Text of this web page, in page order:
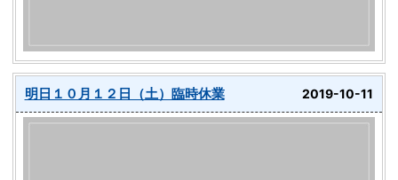
明日１０月１２日（土）臨時休業 2019-10-11